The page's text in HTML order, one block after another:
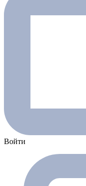
Войти